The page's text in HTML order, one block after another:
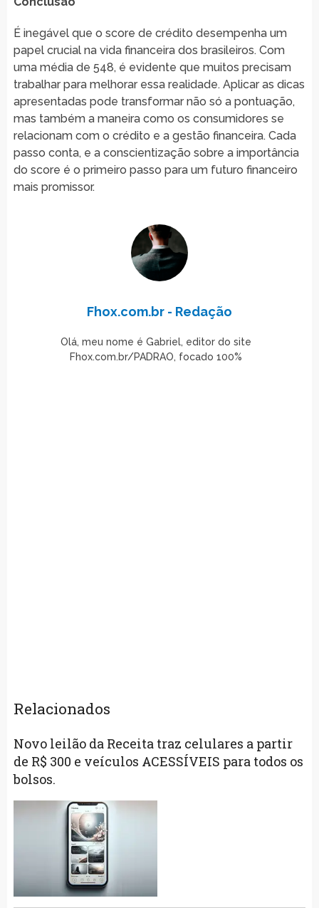
É inegável que o score de crédito desempenha um
papel crucial na vida financeira dos brasileiros. Com
uma média de 548, é evidente que muitos precisam
trabalhar para melhorar essa realidade. Aplicar as dicas
apresentadas pode transformar não só a pontuação,
mas também a maneira como os consumidores se
relacionam com o crédito e a gestão financeira. Cada
passo conta, e a conscientização sobre a importância
do score é o primeiro passo para um futuro financeiro
mais promissor.
Fhox.com.br - Redação
Olá, meu nome é Gabriel, editor do site
Fhox.com.br/PADRAO, focado 100%
Relacionados
Novo leilão da Receita traz celulares a partir
de R$ 300 e veículos ACESSÍVEIS para todos os
bolsos.